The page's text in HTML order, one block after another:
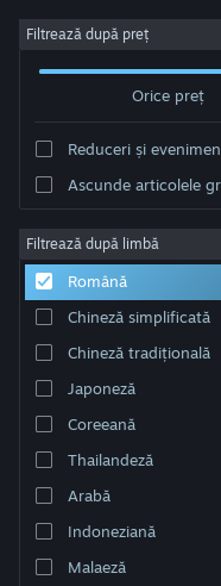
Conectează-te
Despre
Asistență
Schimbă limba
Vezi site în versiunea
Filtrează după preț
Orice preț
Reduceri și
Ascunde articolele
Filtrează după limbă
Română
Chineză simplificată
Chineză tradițională
Japoneză
Coreeană
Thailandeză
Arabă
Indoneziană
Malaeză
Dezvoltator: ShatterStorm
Sortează după
0 rezultate corespund
de preferințele tale.